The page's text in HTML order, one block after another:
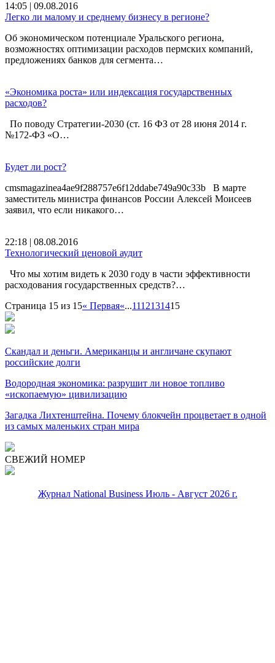
14:05 | 09.08.2016
Легко ли малому и среднему бизнесу в регионе?
Об экономическом потенциале Уральского региона,
возможностях оптимизации расходов пермских компаний,
предложениях банков для сегмента…
«Экономика роста» или индексация государственных
расходов?
По поводу Стратегии-2030 (ст. 16 ФЗ от 28 июня 2014 г.
№172-ФЗ «О…
Будет ли рост?
cmsmagazinea4ae9f288757e6f12ddabe749a90c33b В марте
заместитель министра финансов России Алексей Моисеев
заявил, что если никакого…
22:18 | 08.08.2016
Технологический ценовой аудит
Что мы хотим видеть к 2030 году в части эффективности
расходования государственных средств?…
Страница 15 из 15« Первая«...1112131415
Скандал и деньги. Американцы и англичане скупают
российские долги
Водородная экономика: разрушит ли новое топливо
«ископаемую» цивилизацию
Загадка Лихтенштейна. Почему блокчейн процветает в одной
из самых маленьких стран мира
СВЕЖИЙ НОМЕР
Журнал National Business Июль - Август 2026 г.